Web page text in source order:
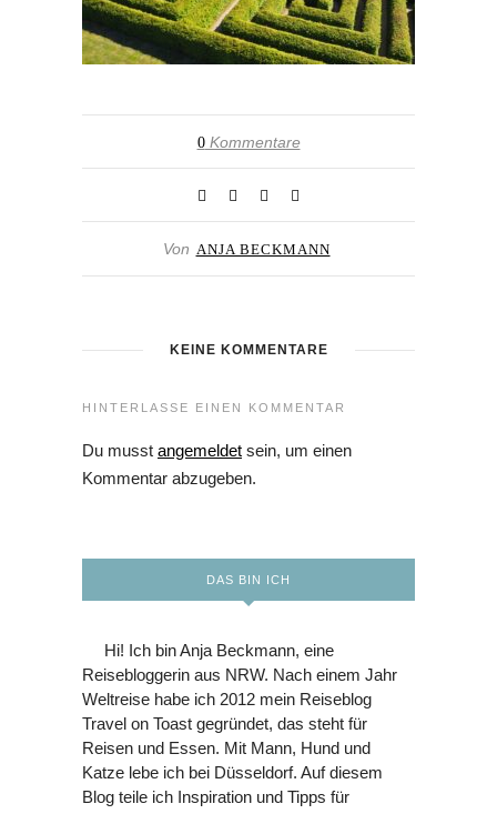
0Kommentare
Von ANJA BECKMANN
KEINE KOMMENTARE
HINTERLASSE EINEN KOMMENTAR
Du musst angemeldet sein, um einen
Kommentar abzugeben.
DAS BIN ICH
Hi! Ich bin Anja Beckmann, eine
Reisebloggerin aus NRW. Nach einem Jahr
Weltreise habe ich 2012 mein Reiseblog
Travel on Toast gegründet, das steht für
Reisen und Essen. Mit Mann, Hund und
Katze lebe ich bei Düsseldorf. Auf diesem
Blog teile ich Inspiration und Tipps für